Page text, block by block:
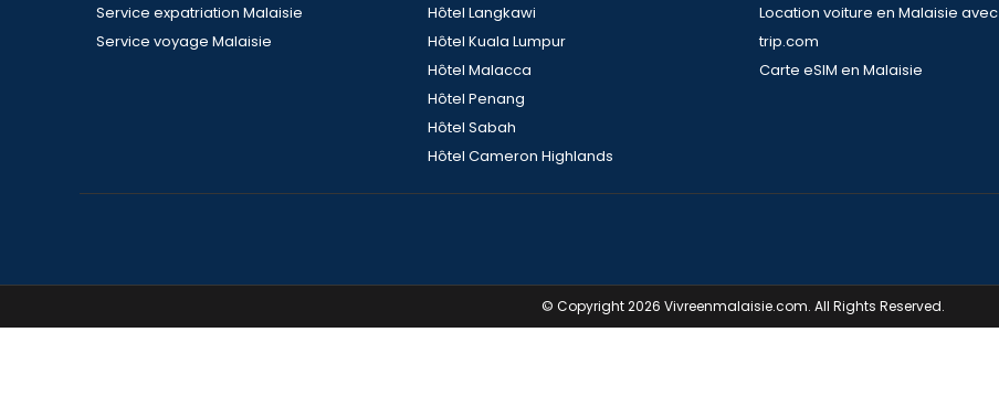
Service expatriation Malaisie
Service voyage Malaisie
Hôtel Langkawi
Hôtel Kuala Lumpur
Hôtel Malacca
Hôtel Penang
Hôtel Sabah
Hôtel Cameron Highlands
Location voiture en Malaisie avec
trip.com
Carte eSIM en Malaisie
© Copyright 2026 Vivreenmalaisie.com. All Rights Reserved.